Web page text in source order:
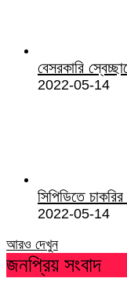
বেসরকারি
2022-05-14
সিপিডিতে
2022-05-14
আরও দেখুন
জনপ্রিয় সংবাদ